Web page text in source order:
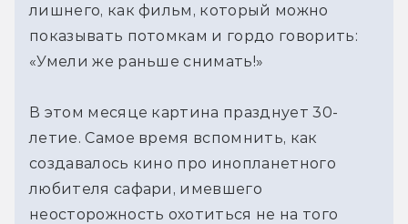
лишнего, как фильм, который можно
показывать потомкам и гордо говорить:
«Умели же раньше снимать!»
В этом месяце картина празднует 30-
летие. Самое время вспомнить, как
создавалось кино про инопланетного
любителя сафари, имевшего
неосторожность охотиться не на того